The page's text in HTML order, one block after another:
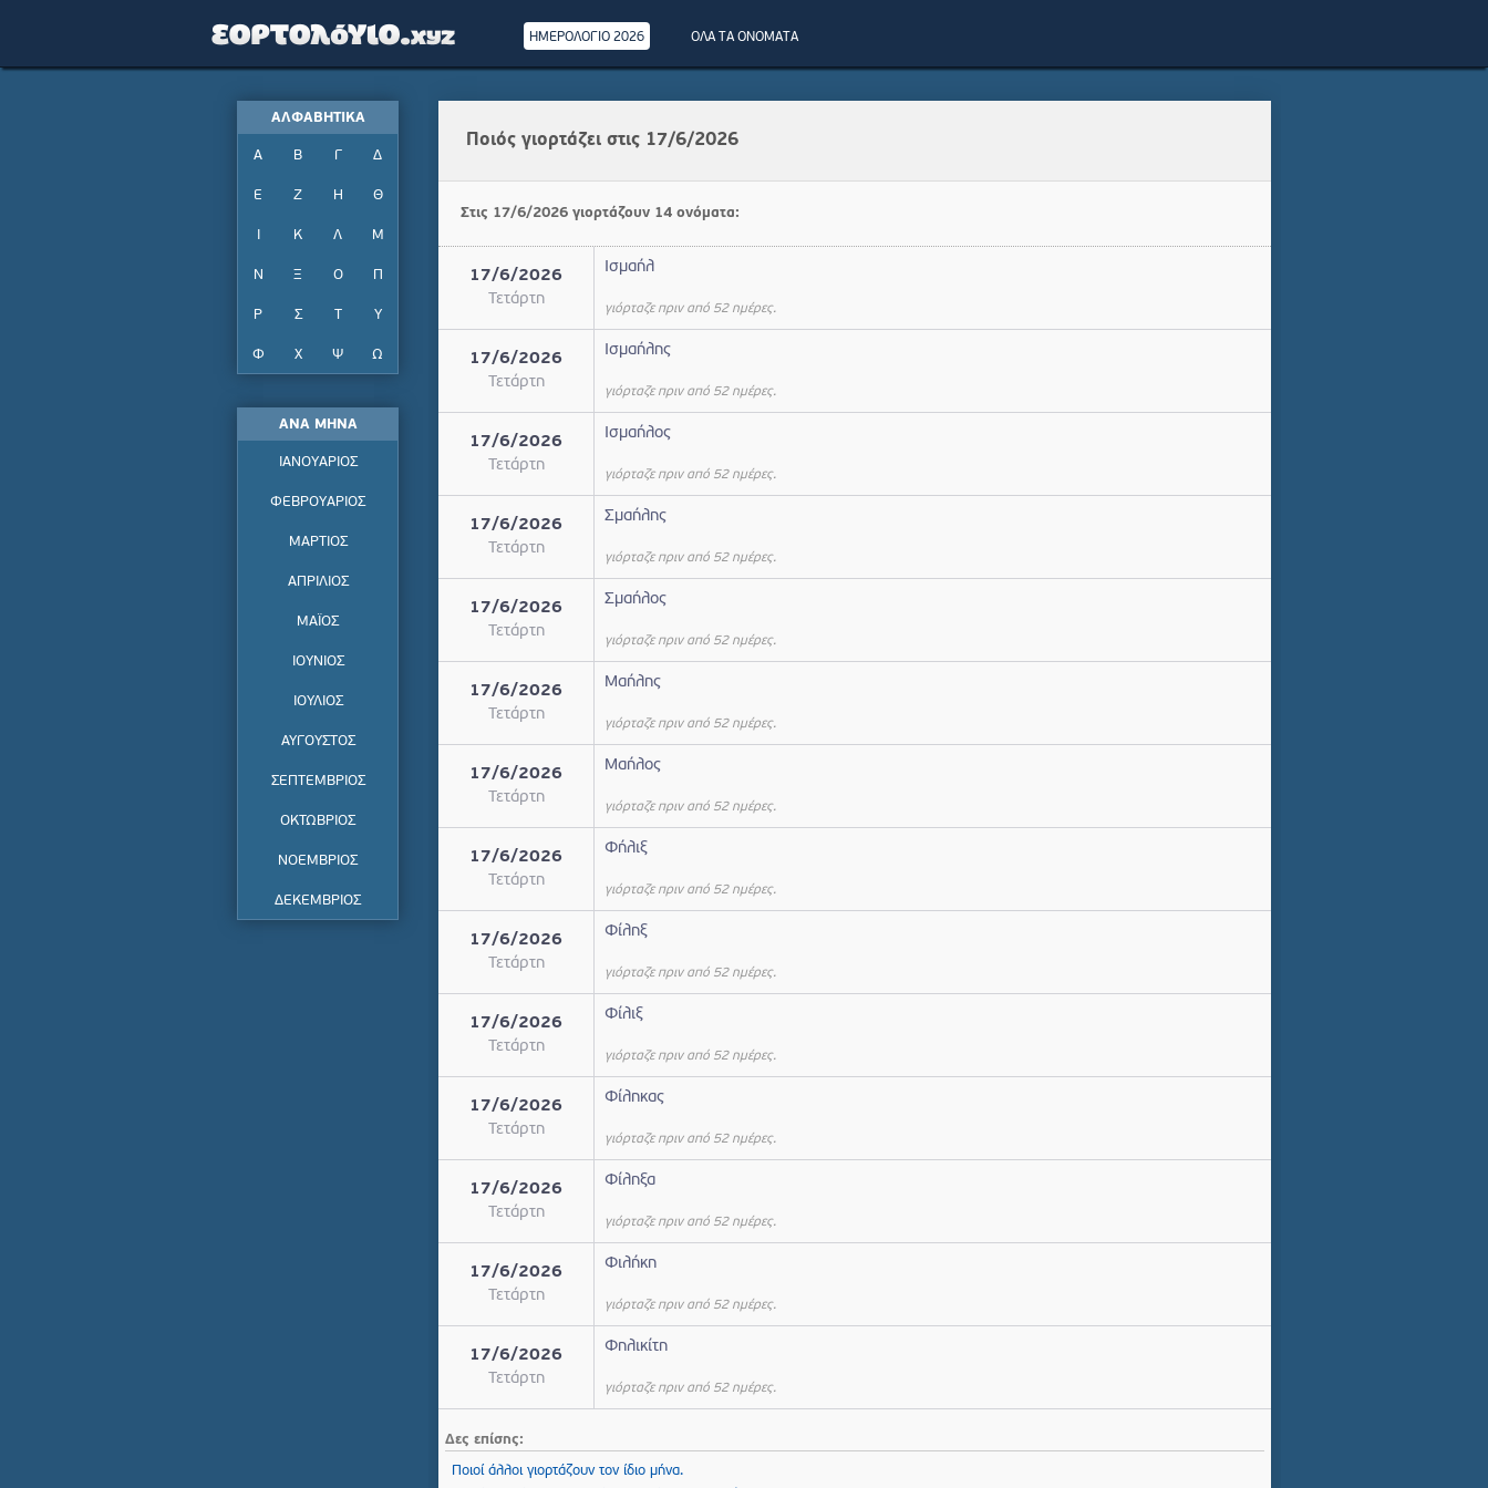
ΗΜΕΡΟΛΟΓΙΟ 2026 ΟΛΑ ΤΑ ΟΝΟΜΑΤΑ
ΑΛΦΑΒΗΤΙΚΑ
Α Β Γ Δ
Ε Ζ Η Θ
Κ Λ Μ
Ν Ξ Ο Π
Ρ Σ Τ Υ
Φ Χ Ψ Ω
ΑΝΑ ΜΗΝΑ
ΙΑΝΟΥΑΡΙΟΣ
ΦΕΒΡΟΥΑΡΙΟΣ
ΜΑΡΤΙΟΣ
ΑΠΡΙΛΙΟΣ
ΜΑΪΟΣ
ΙΟΥΝΙΟΣ
ΙΟΥΛΙΟΣ
ΑΥΓΟΥΣΤΟΣ
ΣΕΠΤΕΜΒΡΙΟΣ
ΟΚΤΩΒΡΙΟΣ
ΝΟΕΜΒΡΙΟΣ
ΔΕΚΕΜΒΡΙΟΣ
Ποιός γιορτάζει στις 17/6/2026
Στις 17/6/2026 γιορτάζουν 14 ονόματα:
17/6/2026
Τετάρτη
Ισμαήλ
γιόρταζε πριν από 52 ημέρες.
17/6/2026
Τετάρτη
Ισμαήλης
γιόρταζε πριν από 52 ημέρες.
17/6/2026
Τετάρτη
Ισμαήλος
γιόρταζε πριν από 52 ημέρες.
17/6/2026
Τετάρτη
Σμαήλης
γιόρταζε πριν από 52 ημέρες.
17/6/2026
Τετάρτη
Σμαήλος
γιόρταζε πριν από 52 ημέρες.
17/6/2026
Τετάρτη
Μαήλης
γιόρταζε πριν από 52 ημέρες.
17/6/2026
Τετάρτη
Μαήλος
γιόρταζε πριν από 52 ημέρες.
17/6/2026
Τετάρτη
Φήλιξ
γιόρταζε πριν από 52 ημέρες.
17/6/2026
Τετάρτη
Φίληξ
γιόρταζε πριν από 52 ημέρες.
17/6/2026
Τετάρτη
Φίλιξ
γιόρταζε πριν από 52 ημέρες.
17/6/2026
Τετάρτη
Φίληκας
γιόρταζε πριν από 52 ημέρες.
17/6/2026
Τετάρτη
Φίληξα
γιόρταζε πριν από 52 ημέρες.
17/6/2026
Τετάρτη
Φιλήκη
γιόρταζε πριν από 52 ημέρες.
17/6/2026
Τετάρτη
Φηλικίτη
γιόρταζε πριν από 52 ημέρες.
Δες επίσης:
Ποιοί άλλοι γιορτάζουν τον ίδιο μήνα.